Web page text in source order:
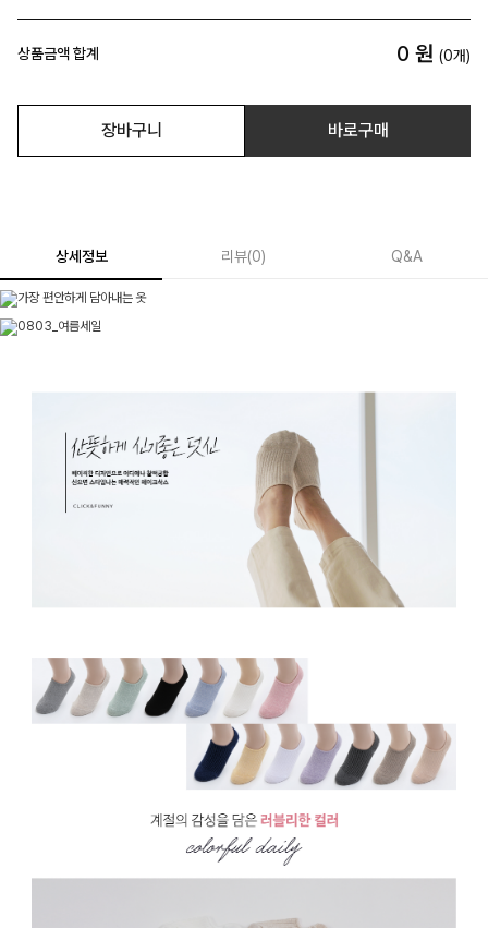
상품금액 합계 0 원 (0개)
장바구니 바로구매
상세정보 리뷰(0) Q&A